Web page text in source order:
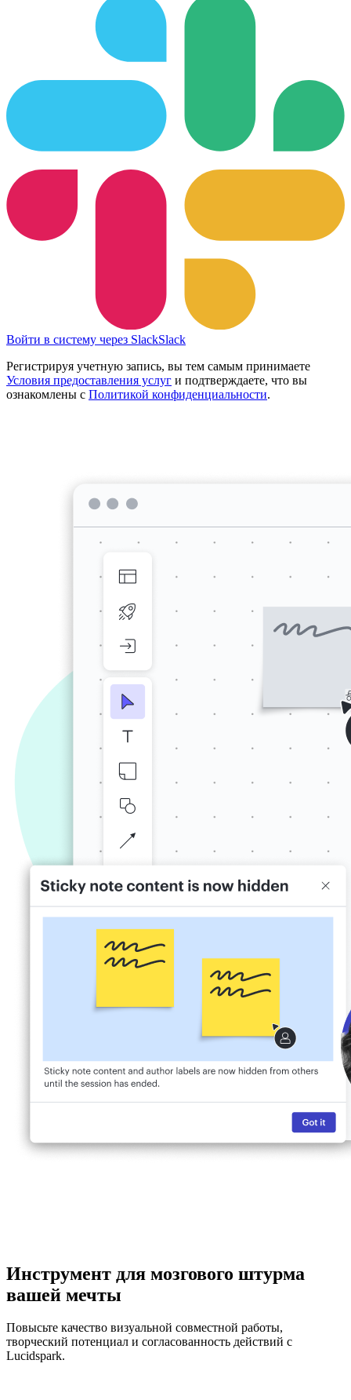
Войти в систему через SlackSlack
Регистрируя учетную запись, вы тем самым принимаете
Условия предоставления услуг и подтверждаете, что вы
ознакомлены с Политикой конфиденциальности.
Инструмент для мозгового штурма
вашей мечты
Повысьте качество визуальной совместной работы,
творческий потенциал и согласованность действий с
Lucidspark.